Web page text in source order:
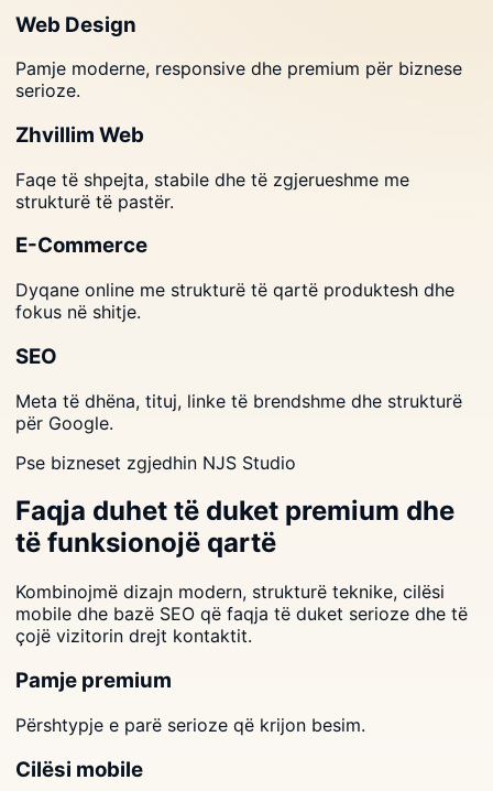
Web Design
Pamje moderne, responsive dhe premium për biznese
serioze.
Zhvillim Web
Faqe të shpejta, stabile dhe të zgjerueshme me
strukturë të pastër.
E-Commerce
Dyqane online me strukturë të qartë produktesh dhe
fokus në shitje.
SEO
Meta të dhëna, tituj, linke të brendshme dhe strukturë
për Google.
Pse bizneset zgjedhin NJS Studio
Faqja duhet të duket premium dhe
të funksionojë qartë
Kombinojmë dizajn modern, strukturë teknike, cilësi
mobile dhe bazë SEO që faqja të duket serioze dhe të
çojë vizitorin drejt kontaktit.
Pamje premium
Përshtypje e parë serioze që krijon besim.
Cilësi mobile